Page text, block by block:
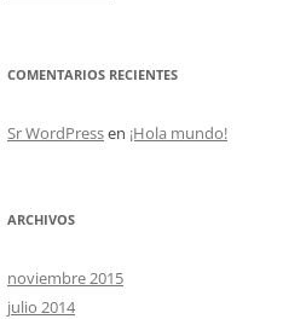
COMENTARIOS RECIENTES
Sr WordPressen ¡Hola mundo!
ARCHIVOS
noviembre 2015
julio 2014